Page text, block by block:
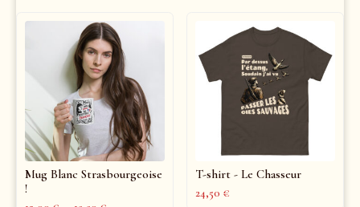
Mug Blanc Strasbourgeoise
!
T-shirt - Le Chasseur
24,50 €